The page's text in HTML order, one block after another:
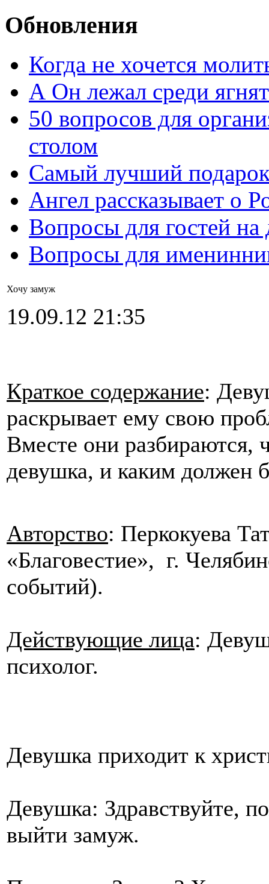
Обновления
Когда не хочется
А Он лежал среди ягнят
50 вопросов для
столом
Самый лучший
Ангел рассказывает о
Вопросы для гостей
Вопросы для
Хочу замуж
19.09.12 21:35
Краткое содержание:
раскрывает ему свою
Вместе они разбираются,
девушка, и каким должен
Авторство: Перкокуева
«Благовестие», г.
событий).
Действующие лица:
психолог.
Девушка приходит к
Девушка: Здравствуйте,
выйти замуж.